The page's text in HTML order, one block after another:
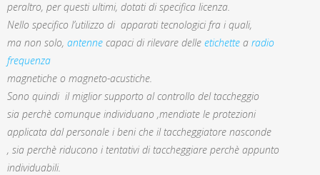
peraltro, per questi ultimi, dotati di specifica licenza.
Nello specifico l’utilizzo di apparati tecnologici fra i quali,
ma non solo, antenne capaci di rilevare delle etichette a radio
frequenza
magnetiche o magneto-acustiche.
Sono quindi il miglior supporto al controllo del taccheggio
sia perchè comunque individuano ,mendiate le protezioni
applicata dal personale i beni che il taccheggiatore nasconde
, sia perchè riducono i tentativi di taccheggiare perchè appunto
individuabili.